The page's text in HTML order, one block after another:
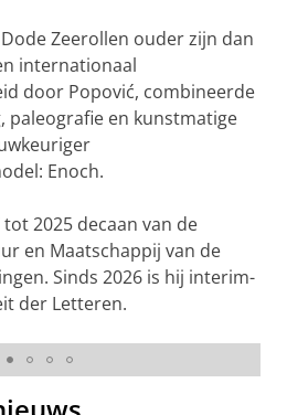
Zeerollen ouder zijn dan
internationaal
door Popović, combineerde
en kunstmatige
Enoch.
2025 decaan van de
en Maatschappij van de
Sinds 2026 is hij interim-
der Letteren.